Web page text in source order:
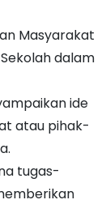
Masyarakat
dalam
ide
atau pihak-
tugas-